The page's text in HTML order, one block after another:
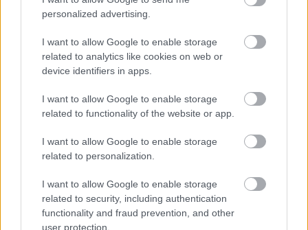
personalized advertising.
I want to allow Google to enable storage
related to analytics like cookies on web or
device identifiers in apps.
I want to allow Google to enable storage
related to functionality of the website or app.
I want to allow Google to enable storage
related to personalization.
I want to allow Google to enable storage
related to security, including authentication
functionality and fraud prevention, and other
user protection.
10 social media που έχουμε ξεχάσει ότι υπήρξαν
Οι αρχιτέκτονες καταρρίπτουν τον μύθο των
προκατασκευασμένων σπιτιών: «Ο κόσμος νομίζει πως
είναι φθηνά και αυτό είναι λάθος»